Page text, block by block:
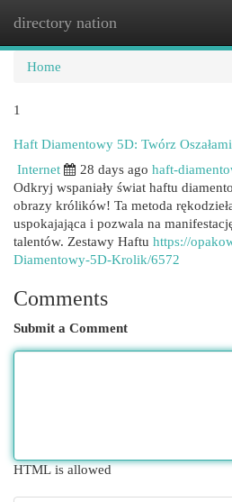
directory nation
Home
1
Haft Diamentowy 5D: Twórz
Internet
28 days ago haft-
Odkryj wspaniały świat haftu
obrazy królików! Ta metoda
uspokajająca i pozwala na
talentów. Zestawy Haftu https://
Diamentowy-5D-Krolik/6572
Comments
Submit a Comment
HTML is allowed